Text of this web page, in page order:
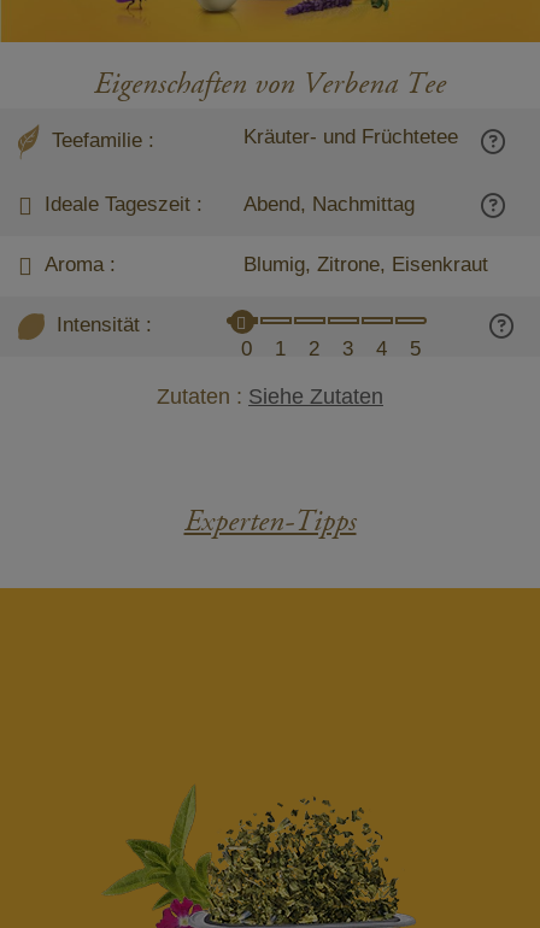
Eigenschaften von Verbena Tee
Teefamilie : Kräuter- und Früchtetee
Ideale Tageszeit : Abend, Nachmittag
Aroma : Blumig, Zitrone, Eisenkraut
Intensität :
0
1 2 3 4 5
Zutaten : Siehe Zutaten
Experten-Tipps